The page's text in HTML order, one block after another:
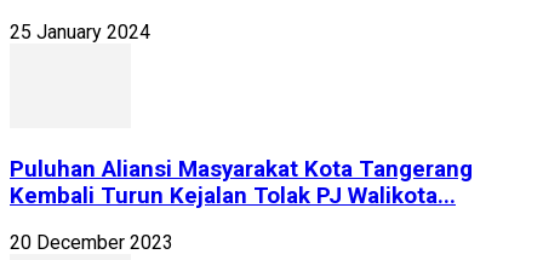
25 January 2024
Puluhan Aliansi Masyarakat Kota Tangerang
Kembali Turun Kejalan Tolak PJ Walikota...
20 December 2023